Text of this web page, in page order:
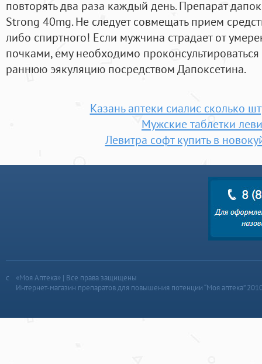
повторять два раза каждый день. Препарат
Strong 40mg. Не следует совмещать прием
либо спиртного! Если мужчина страдает от
почками, ему необходимо
раннюю эякуляцию посредством Дапоксетина.
Казань аптеки сиалис сколько
Мужские таблетки
Левитра софт купить в
«Моя Аптека» | Все права защищены
Интернет-магазин препаратов для повышения потенции “Моя аптека”